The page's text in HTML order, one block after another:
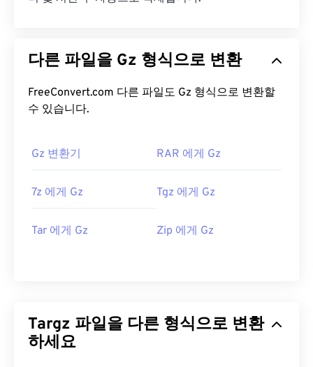
다른 파일을 Gz 형식으로 변환
FreeConvert.com 다른 파일도 Gz 형식으로 변환할
수 있습니다.
Gz 변환기 RAR 에게 Gz
7z 에게 Gz Tgz 에게 Gz
Tar 에게 Gz Zip 에게 Gz
Targz 파일을 다른 형식으로 변환
하세요